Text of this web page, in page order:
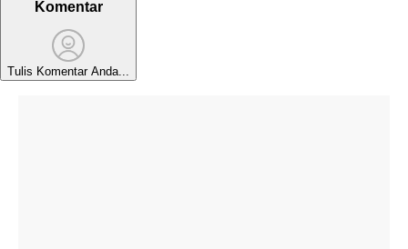
Komentar
Tulis Komentar Anda...